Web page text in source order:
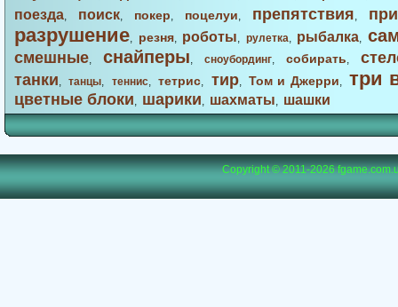
поезда, поиск, покер, поцелуи, препятствия,
разрушение, резня, роботы, рулетка, рыбалка,
смешные, снайперы, сноубординг, собирать,
танки,танцы, теннис,тетрис, тир,Том и Джерри, три
цветные блоки, шарики, шахматы, шашки
Copyright © 2011-2026